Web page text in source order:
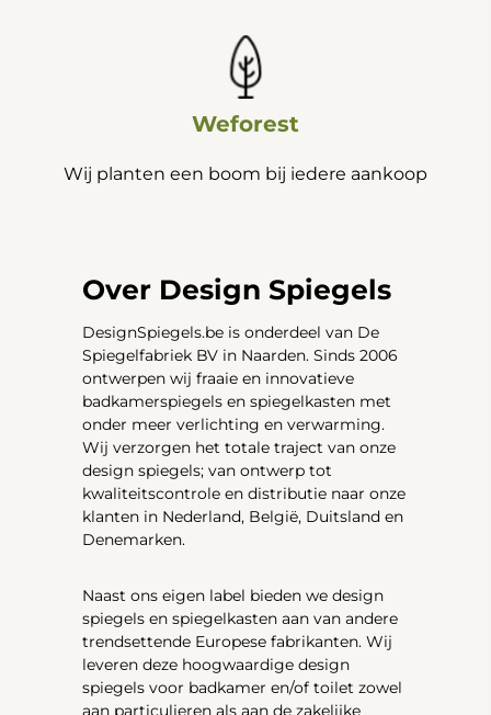
Weforest
Wij planten een boom bij iedere aankoop
Over Design Spiegels
DesignSpiegels.be is onderdeel van De
Spiegelfabriek BV in Naarden. Sinds 2006
ontwerpen wij fraaie en innovatieve
badkamerspiegels en spiegelkasten met
onder meer verlichting en verwarming.
Wij verzorgen het totale traject van onze
design spiegels; van ontwerp tot
kwaliteitscontrole en distributie naar onze
klanten in Nederland, België, Duitsland en
Denemarken.
Naast ons eigen label bieden we design
spiegels en spiegelkasten aan van andere
trendsettende Europese fabrikanten. Wij
leveren deze hoogwaardige design
spiegels voor badkamer en/of toilet zowel
aan particulieren als aan de zakelijke